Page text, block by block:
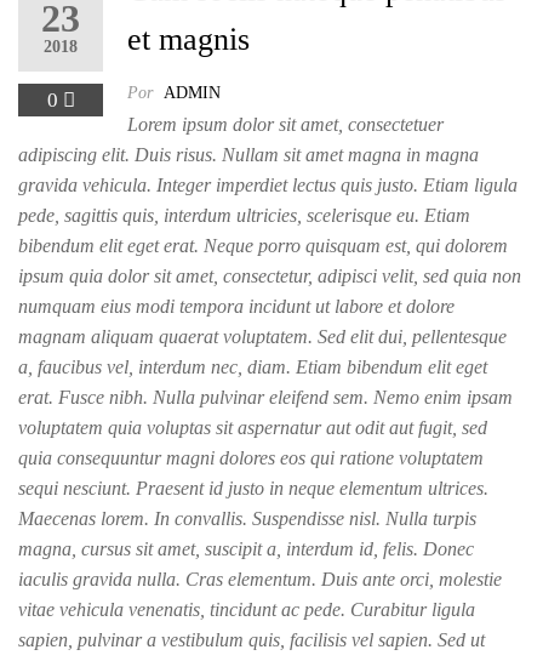
23
2018
0
et magnis
Por ADMIN
Lorem ipsum dolor sit amet, consectetuer
adipiscing elit. Duis risus. Nullam sit amet magna in magna
gravida vehicula. Integer imperdiet lectus quis justo. Etiam ligula
pede, sagittis quis, interdum ultricies, scelerisque eu. Etiam
bibendum elit eget erat. Neque porro quisquam est, qui dolorem
ipsum quia dolor sit amet, consectetur, adipisci velit, sed quia non
numquam eius modi tempora incidunt ut labore et dolore
magnam aliquam quaerat voluptatem. Sed elit dui, pellentesque
a, faucibus vel, interdum nec, diam. Etiam bibendum elit eget
erat. Fusce nibh. Nulla pulvinar eleifend sem. Nemo enim ipsam
voluptatem quia voluptas sit aspernatur aut odit aut fugit, sed
quia consequuntur magni dolores eos qui ratione voluptatem
sequi nesciunt. Praesent id justo in neque elementum ultrices.
Maecenas lorem. In convallis. Suspendisse nisl. Nulla turpis
magna, cursus sit amet, suscipit a, interdum id, felis. Donec
iaculis gravida nulla. Cras elementum. Duis ante orci, molestie
vitae vehicula venenatis, tincidunt ac pede. Curabitur ligula
sapien, pulvinar a vestibulum quis, facilisis vel sapien. Sed ut